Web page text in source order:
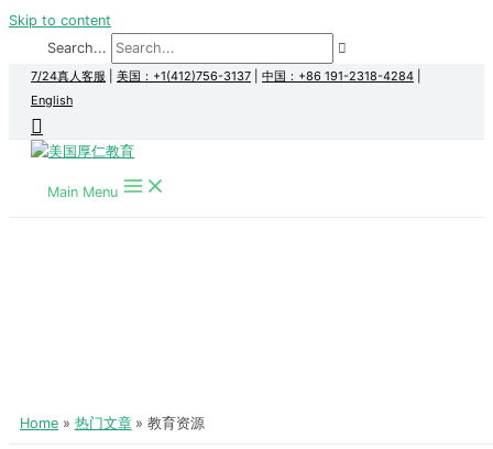
Skip to content
Search...
7/24真人客服 美国：+1(412)756-3137 中国：+86 191-2318-4284
English
Main Menu
Home 热门文章 教育资源